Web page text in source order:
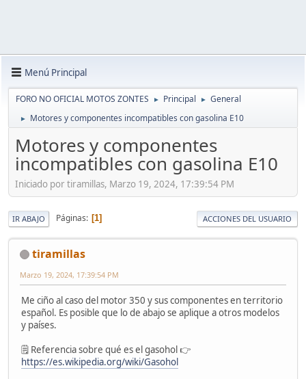
Menú Principal
FORO NO OFICIAL MOTOS ZONTES ► Principal ► General
► Motores y componentes incompatibles con gasolina E10
Motores y componentes
incompatibles con gasolina E10
Iniciado por tiramillas, Marzo 19, 2024, 17:39:54 PM
IR ABAJO Páginas 1 ACCIONES DEL USUARIO
tiramillas
Marzo 19, 2024, 17:39:54 PM
Me ciño al caso del motor 350 y sus componentes en territorio
español. Es posible que lo de abajo se aplique a otros modelos
y países.
🗒 Referencia sobre qué es el gasohol 👉
https://es.wikipedia.org/wiki/Gasohol